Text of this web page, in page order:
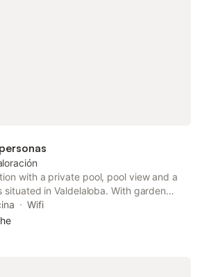
with a private pool, pool view and a
situated in Valdelaloba. With garden
features a patio.
Wifi